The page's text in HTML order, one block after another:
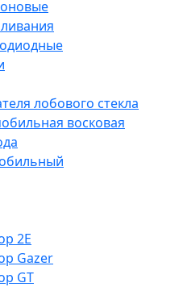
лобового стекла
восковая
2E
Gazer
GT